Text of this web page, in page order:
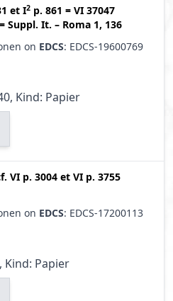
et I2 p. 861 = VI 37047
= Suppl. It. – Roma 1, 136
on EDCS: EDCS-19600769
Kind: Papier
VI p. 3004 et VI p. 3755
on EDCS: EDCS-17200113
Kind: Papier